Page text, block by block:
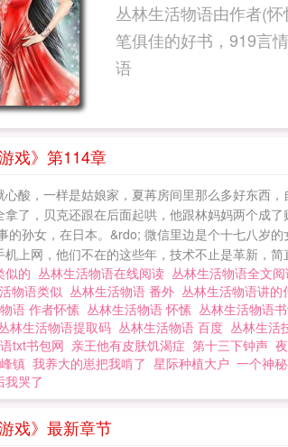
丛林生活物语由作者(
笔俱佳的好书，919言情小
语
戏》第114章
心酸，一样是姑娘家，夏苒房间里那么多好东西
拿了，贝克还跟在后面起哄，他跟林妈妈两个成
的孙女，在日本。&rdo; 微信里边是个十七八岁
机上网，他们不在的这些年，技术不止是革新，
似的 丛林生活物语在线阅读 丛林生活物语全文
物语类似 丛林生活物语 番外 丛林生活物语讲的
语 作者怀愫 丛林生活物语 怀愫 丛林生活物语
林生活物语提取码 丛林生活物语 百度 丛林生活
txt书包网 亲王他有皮肤饥渴症 第十三下钟声
镇 我养大的崽把我啃了 星际种植大户 一个神
我哭了
戏》最新章节